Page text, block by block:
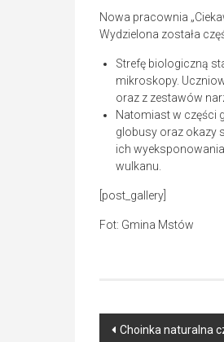
Nowa pracownia
Wydzielona została
Strefę biologiczną
mikroskopy.
oraz z zestawów
Natomiast w części
globusy oraz okazy
ich
wulkanu.
[post_gallery]
Fot: Gmina Mstów
Post
Choinka naturalna